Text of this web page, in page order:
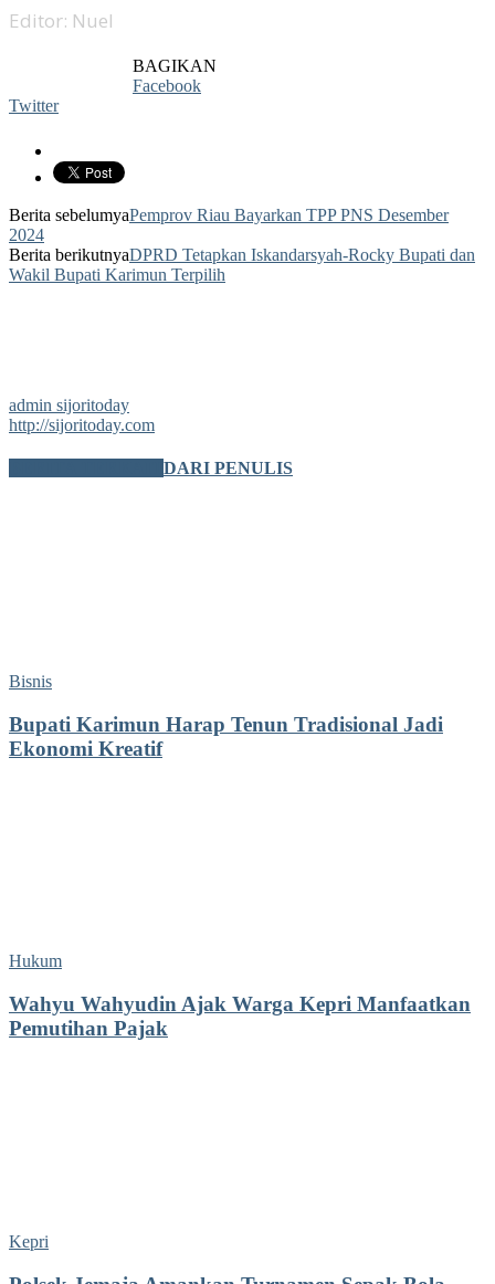
Editor: Nuel
BAGIKAN
Facebook
Twitter
Berita sebelumyaPemprov Riau Bayarkan TPP PNS Desember
2024
Berita berikutnyaDPRD Tetapkan Iskandarsyah-Rocky Bupati dan
Wakil Bupati Karimun Terpilih
admin sijoritoday
http://sijoritoday.com
DARI PENULIS
Bisnis
Bupati Karimun Harap Tenun Tradisional Jadi
Ekonomi Kreatif
Hukum
Wahyu Wahyudin Ajak Warga Kepri Manfaatkan
Pemutihan Pajak
Kepri